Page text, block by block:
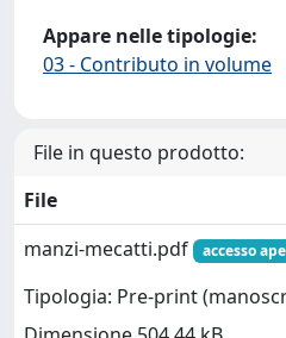
Appare nelle tipologie:
03 - Contributo in volume
File in questo prodotto:
File
manzi-mecatti.pdf
accesso
Tipologia: Pre-print